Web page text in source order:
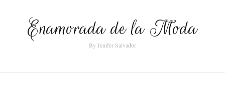
Enamorada de la Moda
By Jenifer Salvador